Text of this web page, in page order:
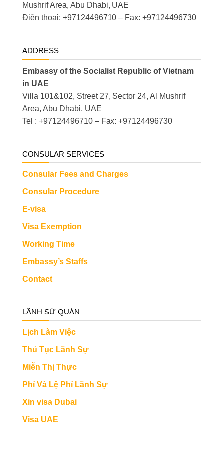
Mushrif Area, Abu Dhabi, UAE
Điện thoại: +97124496710 – Fax: +97124496730
ADDRESS
Embassy of the Socialist Republic of Vietnam
in UAE
Villa 101&102, Street 27, Sector 24, Al Mushrif
Area, Abu Dhabi, UAE
Tel : +97124496710 – Fax: +97124496730
CONSULAR SERVICES
Consular Fees and Charges
Consular Procedure
E-visa
Visa Exemption
Working Time
Embassy’s Staffs
Contact
LÃNH SỨ QUÁN
Lịch Làm Việc
Thủ Tục Lãnh Sự
Miễn Thị Thực
Phí Và Lệ Phí Lãnh Sự
Xin visa Dubai
Visa UAE